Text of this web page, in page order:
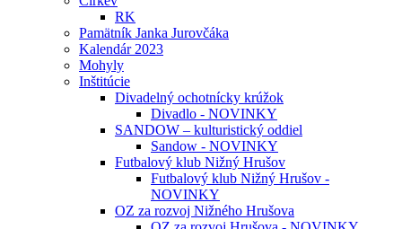
RK
Pamätník Janka Jurovčáka
Kalendár 2023
Mohyly
Inštitúcie
Divadelný ochotnícky krúžok
Divadlo - NOVINKY
SANDOW – kulturistický oddiel
Sandow - NOVINKY
Futbalový klub Nižný Hrušov
Futbalový klub Nižný Hrušov -
NOVINKY
OZ za rozvoj Nižného Hrušova